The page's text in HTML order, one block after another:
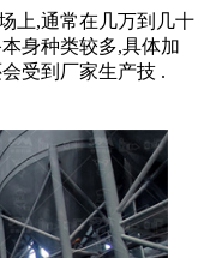
上,通常在几万到几十
身种类较多,具体加
受到厂家生产技 .